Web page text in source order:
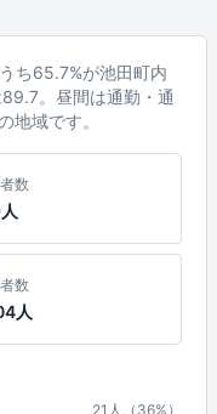
ち65.7%が池田町内
。昼間は通勤・通
地域です。
数
数
人
21人（36%）